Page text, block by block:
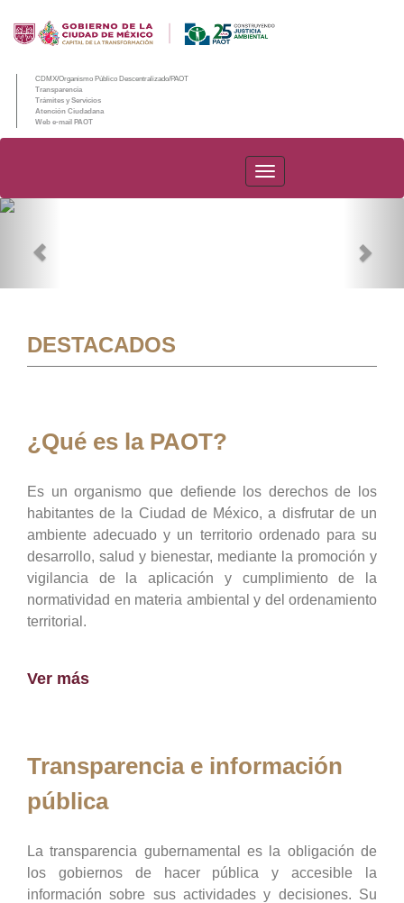
CDMX/Organismo Público Descentralizado/PAOT
Transparencia
Trámites y Servicios
Atención Ciudadana
Web e-mail PAOT
PAOT
DESTACADOS
¿Qué es la PAOT?
Es un organismo que defiende los derechos de los
habitantes de la Ciudad de México, a disfrutar de un
ambiente adecuado y un territorio ordenado para su
desarrollo, salud y bienestar, mediante la promoción y
vigilancia de la aplicación y cumplimiento de la
normatividad en materia ambiental y del ordenamiento
territorial.
Ver más
Transparencia e información
pública
La transparencia gubernamental es la obligación de
los gobiernos de hacer pública y accesible la
información sobre sus actividades y decisiones. Su